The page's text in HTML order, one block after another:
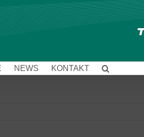
NEWS KONTAKT